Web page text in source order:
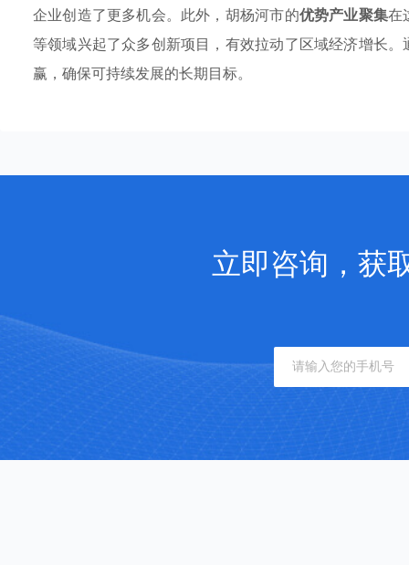
企业创造了更多机会。此外，胡杨河市的优势产业聚集在
等领域兴起了众多创新项目，有效拉动了区域经济增长
赢，确保可持续发展的长期目标。
立即咨询，获